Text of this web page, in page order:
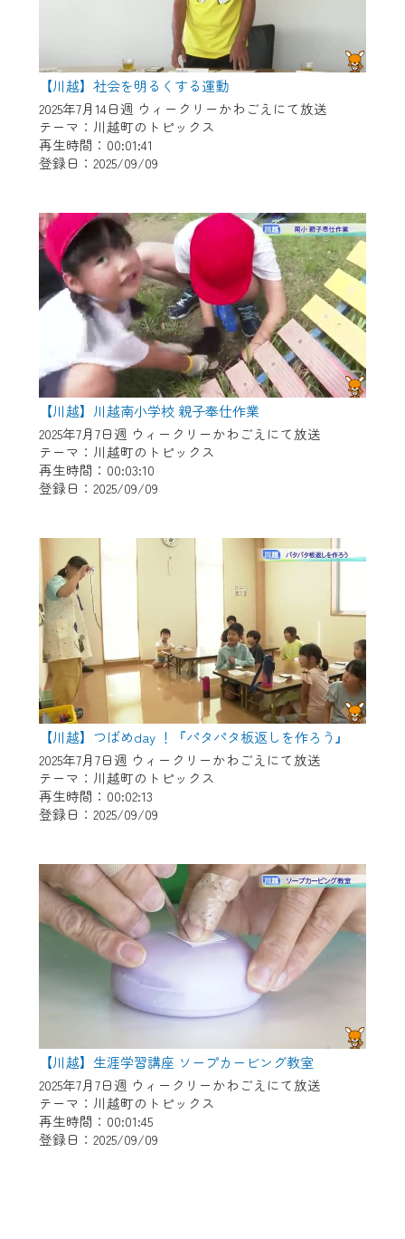
【川越】社会を明るくする運動
2025年7月14日週 ウィークリーかわごえにて放送
テーマ：川越町のトピックス
再生時間：00:01:41
登録日：2025/09/09
【川越】川越南小学校 親子奉仕作業
2025年7月7日週 ウィークリーかわごえにて放送
テーマ：川越町のトピックス
再生時間：00:03:10
登録日：2025/09/09
【川越】つばめday ！『パタパタ板返しを作ろう』
2025年7月7日週 ウィークリーかわごえにて放送
テーマ：川越町のトピックス
再生時間：00:02:13
登録日：2025/09/09
【川越】生涯学習講座 ソープカービング教室
2025年7月7日週 ウィークリーかわごえにて放送
テーマ：川越町のトピックス
再生時間：00:01:45
登録日：2025/09/09